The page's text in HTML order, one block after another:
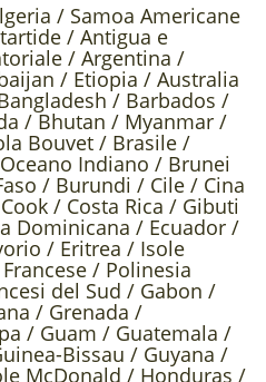
/ Samoa Americane
/ Antigua e
/ Argentina /
/ Etiopia / Australia
/ Barbados /
/Bhutan / Myanmar /
Bouvet / Brasile /
Indiano / Brunei
/ Burundi / Cile / Cina
/ Costa Rica / Gibuti
Dominicana / Ecuador /
/ Eritrea / Isole
/ Polinesia
del Sud / Gabon /
/ Grenada /
/ Guam / Guatemala /
Bissau / Guyana /
McDonald / Honduras /